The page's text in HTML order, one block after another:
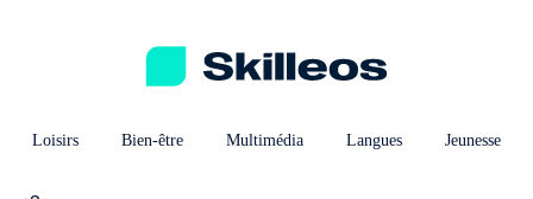
Loisirs Bien-être Multimédia Langues Jeunesse